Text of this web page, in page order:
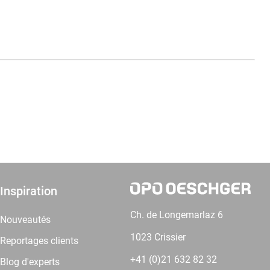
Inspiration
Nouveautés
Reportages clients
Blog d'experts
Ch. de Longemarlaz 6
1023 Crissier
+41 (0)21 632 82 32